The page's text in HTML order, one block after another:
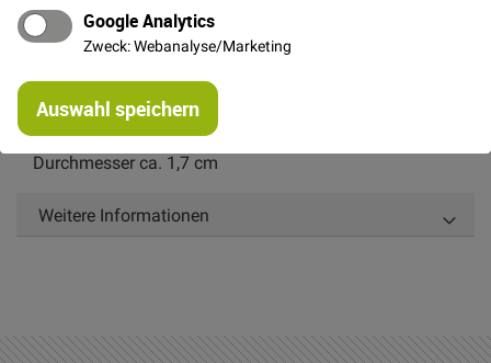
Google Analytics
Zweck: Webanalyse/Marketing
Auswahl speichern
Details
Roter Knopf mit Blütenreliefschliff.
Durchmesser ca. 1,7 cm
Weitere Informationen